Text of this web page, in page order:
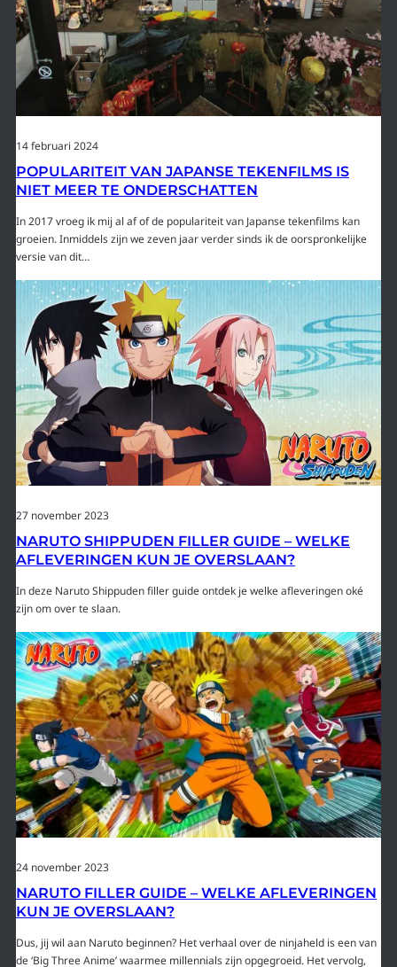
14 februari 2024
POPULARITEIT VAN JAPANSE TEKENFILMS IS
NIET MEER TE ONDERSCHATTEN
In 2017 vroeg ik mij al af of de populariteit van Japanse tekenfilms kan
groeien. Inmiddels zijn we zeven jaar verder sinds ik de oorspronkelijke
versie van dit…
27 november 2023
NARUTO SHIPPUDEN FILLER GUIDE – WELKE
AFLEVERINGEN KUN JE OVERSLAAN?
In deze Naruto Shippuden filler guide ontdek je welke afleveringen oké
zijn om over te slaan.
24 november 2023
NARUTO FILLER GUIDE – WELKE AFLEVERINGEN
KUN JE OVERSLAAN?
Dus, jij wil aan Naruto beginnen? Het verhaal over de ninjaheld is een van
de ‘Big Three Anime’ waarmee millennials zijn opgegroeid. Het vervolg,